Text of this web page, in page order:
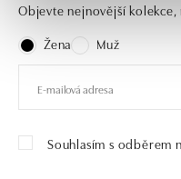
Objevte nejnovější
Žena
Muž
Souhlasím s odběrem